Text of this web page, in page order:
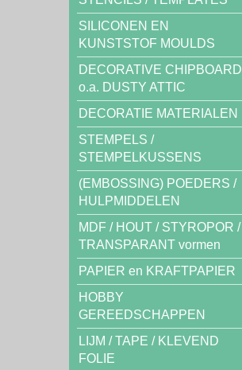
SILICONEN EN
KUNSTSTOF MOULDS
DECORATIVE CHIPBOARD
o.a. DUSTY ATTIC
DECORATIE MATERIALEN
STEMPELS /
STEMPELKUSSENS
(EMBOSSING) POEDERS /
HULPMIDDELEN
MDF / HOUT / STYROPOR /
TRANSPARANT vormen
PAPIER en KRAFTPAPIER
HOBBY
GEREEDSCHAPPEN
LIJM / TAPE / KLEVEND
FOLIE